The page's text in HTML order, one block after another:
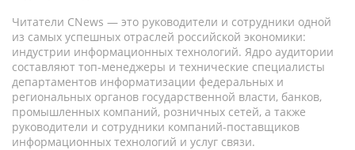
Читатели CNews — это руководители и сотрудники одной
из самых успешных отраслей российской экономики:
индустрии информационных технологий. Ядро аудитории
составляют топ-менеджеры и технические специалисты
департаментов информатизации федеральных и
региональных органов государственной власти, банков,
промышленных компаний, розничных сетей, а также
руководители и сотрудники компаний-поставщиков
информационных технологий и услуг связи.